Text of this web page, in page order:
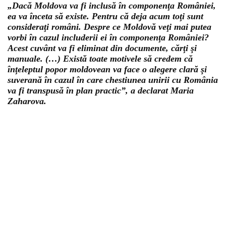
„Dacă Moldova va fi inclusă în componenţa României,
ea va înceta să existe. Pentru că deja acum toţi sunt
consideraţi români. Despre ce Moldovă veţi mai putea
vorbi în cazul includerii ei în componenţa României?
Acest cuvânt va fi eliminat din documente, cărţi şi
manuale. (…) Există toate motivele să credem că
înţeleptul popor moldovean va face o alegere clară şi
suverană în cazul în care chestiunea unirii cu România
va fi transpusă în plan practic”, a declarat Maria
Zaharova.